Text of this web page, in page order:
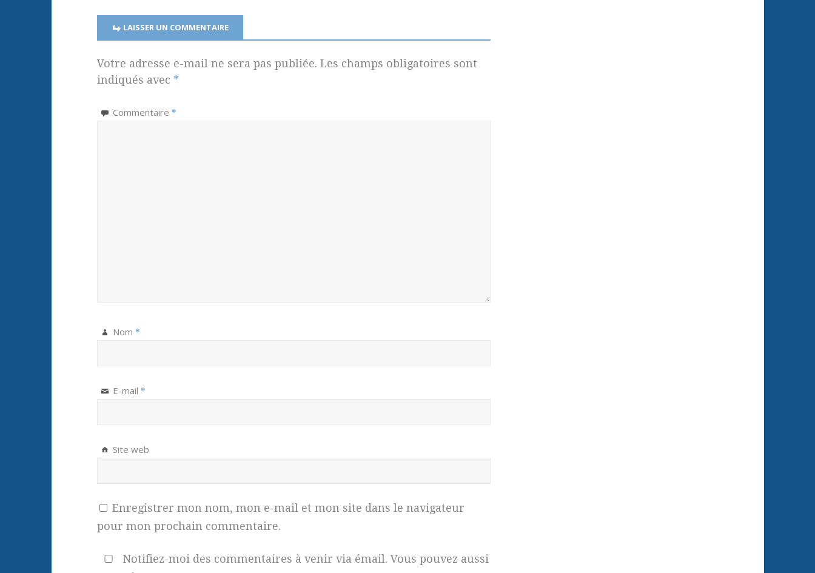
LAISSER UN COMMENTAIRE
Votre adresse e-mail ne sera pas publiée. Les champs obligatoires sont
indiqués avec *
Commentaire *
Nom *
E-mail *
Site web
Enregistrer mon nom, mon e-mail et mon site dans le navigateur
pour mon prochain commentaire.
Notifiez-moi des commentaires à venir via émail. Vous pouvez aussi